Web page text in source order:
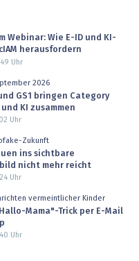
Webinar: Wie E-ID und KI-
herausfordern
Uhr
2026
GS1 bringen Category
KI zusammen
Uhr
Zukunft
ins sichtbare
nicht mehr reicht
Uhr
vermeintlicher Kinder
Mama"-Trick per E-Mail
Uhr